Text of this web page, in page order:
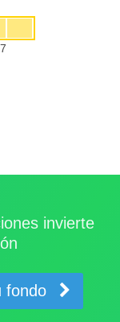
invierte
fondo